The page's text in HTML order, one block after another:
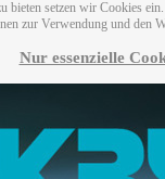
bieten setzen wir Cookies
zur Verwendung und den
Nur essenzielle